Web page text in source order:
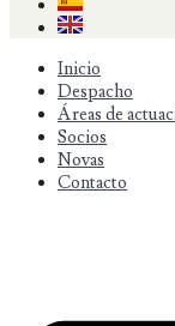
Inicio
Despacho
Áreas de
Socios
Novas
Contacto